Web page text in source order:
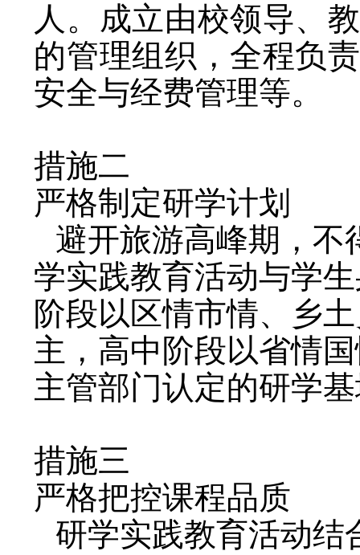
人。成立由校领导、
的管理组织，全程负
安全与经费管理等。
措施二
严格制定研学计划
避开旅游高峰期，不
学实践教育活动与学
阶段以区情市情、乡
主，高中阶段以省情
主管部门认定的研学
措施三
严格把控课程品质
研学实践教育活动结